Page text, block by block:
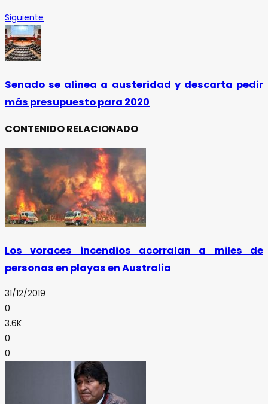
Siguiente
Senado se alinea a austeridad y descarta pedir
más presupuesto para 2020
CONTENIDO RELACIONADO
Los voraces incendios acorralan a miles de
personas en playas en Australia
31/12/2019
0
3.6K
0
0